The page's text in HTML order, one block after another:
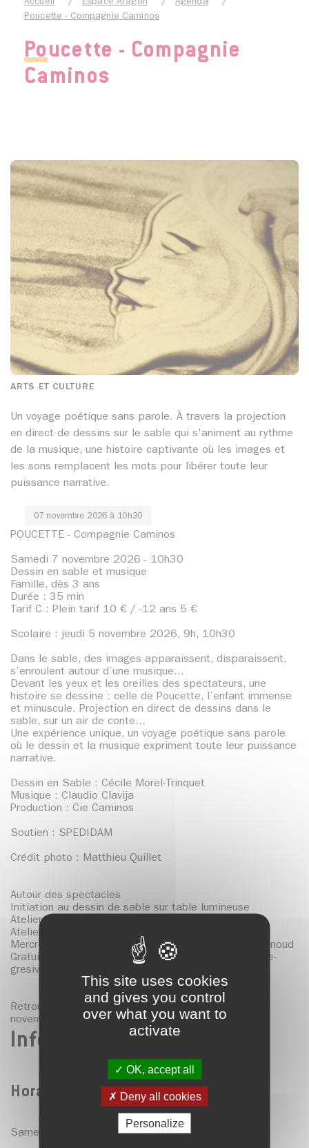
This site uses cookies
and gives you control
over what you want to
activate
OK, accept all
Deny all cookies
Personalize
Poucette - Compagnie Caminos
Poucette - Compagnie
Caminos
ARTS ET CULTURE
Un voyage poétique sans parole. À travers la projection
en direct de dessins sur le sable qui s'animent au rythme
de la musique, une histoire captivante où les images et
les sons remplacent les mots pour libérer toute leur
puissance narrative.
07 novembre 2026 à 10h30
POUCETTE - Compagnie Caminos
Samedi 7 novembre 2026 - 10h30
Dessin en sable et musique
Famille, dès 3 ans
Durée : 35 min
Tarif C : Plein tarif 10 € / -12 ans 5 €
Scolaire : jeudi 5 novembre 2026, 9h, 10h30
Dans le sable, des images apparaissent, disparaissent,
s’enroulent autour d’une musique...
Devant les yeux et les oreilles des spectateurs, une
histoire se dessine : celle de Poucette, l’enfant immense
et minuscule. Projection en direct de dessins dans le
sable, sur un air de conte...
Une expérience unique, un voyage poétique sans parole
où le dessin et la musique expriment toute leur puissance
narrative.
Dessin en Sable : Cécile Morel-Trinquet
Musique : Claudio Clavija
Production : Cie Caminos
Soutien : SPEDIDAM
Crédit photo : Matthieu Quillet
Autour des spectacles
Initiation au dessin de sable sur table lumineuse
Atelier 5-8 ans - 14h à 15h
Atelier 9-15 ans - 15h30 à 16h45.
Mercredi 4 novembre au Centre socioculturel de Brignoud
Gratuit sur réservation à animation.espacearagon@le-
gresivaudan.fr
Retrouvez Poucette au Coléo de Pontcharra le 8
novembre 2026 à 17h.
Infos pratiques
Horaires
Samedi 7 novembre 2026 à 10h30.